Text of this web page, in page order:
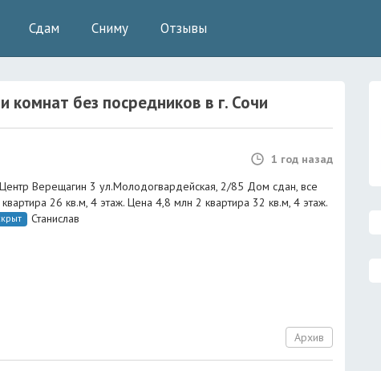
Сдам Сниму Отзывы
комнат без посредников в г. Сочи
1 год назад
Верещагин 3 ул.Молодогвардейская, 2/85 Дом сдан, все
26 кв.м, 4 этаж. Цена 4,8 млн 2 квартира 32 кв.м, 4 этаж.
Станислав
Архив